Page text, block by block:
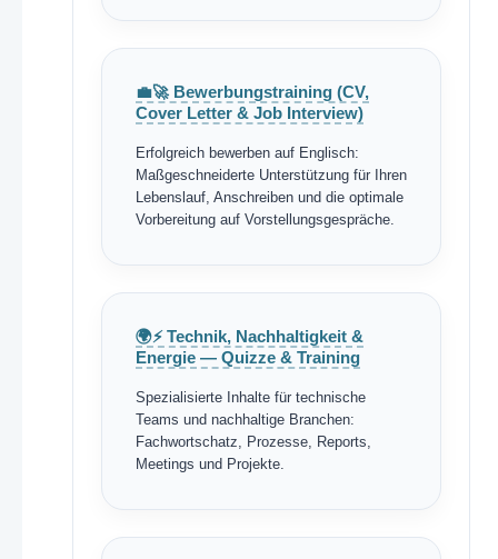
💼🚀 Bewerbungstraining (CV,
Cover Letter & Job Interview)
Erfolgreich bewerben auf Englisch:
Maßgeschneiderte Unterstützung für Ihren
Lebenslauf, Anschreiben und die optimale
Vorbereitung auf Vorstellungsgespräche.
🌍⚡ Technik, Nachhaltigkeit &
Energie — Quizze & Training
Spezialisierte Inhalte für technische
Teams und nachhaltige Branchen:
Fachwortschatz, Prozesse, Reports,
Meetings und Projekte.